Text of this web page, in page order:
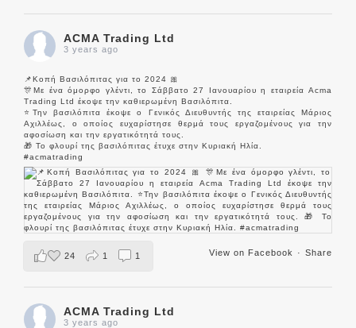
ACMA Trading Ltd
3 years ago
📌Κοπή Βασιλόπιτας για το 2024 🎀
🎊Με ένα όμορφο γλέντι, το Σάββατο 27 Ιανουαρίου η εταιρεία Acma
Trading Ltd έκοψε την καθιερωμένη Βασιλόπιτα.
⭐️Την βασιλόπιτα έκοψε ο Γενικός Διευθυντής της εταιρείας Μάριος
Αχιλλέως, ο οποίος ευχαρίστησε θερμά τους εργαζομένους για την
αφοσίωση και την εργατικότητά τους.
🎁 Το φλουρί της βασιλόπιτας έτυχε στην Κυριακή Ηλία.
#acmatrading
View on Facebook · Share
24 1 1
ACMA Trading Ltd
3 years ago